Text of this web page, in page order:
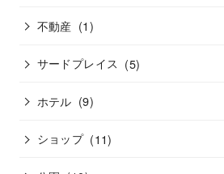
不動産 (1)
サードプレイス (5)
ホテル (9)
ショップ (11)